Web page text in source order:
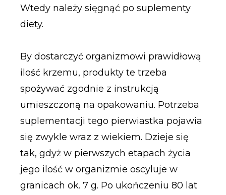
Wtedy należy sięgnąć po suplementy
diety.
By dostarczyć organizmowi prawidłową
ilość krzemu, produkty te trzeba
spożywać zgodnie z instrukcją
umieszczoną na opakowaniu. Potrzeba
suplementacji tego pierwiastka pojawia
się zwykle wraz z wiekiem. Dzieje się
tak, gdyż w pierwszych etapach życia
jego ilość w organizmie oscyluje w
granicach ok. 7 g. Po ukończeniu 80 lat